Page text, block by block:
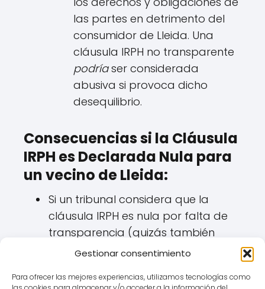
Gestionar consentimiento
Para ofrecer las mejores experiencias, utilizamos tecnologías como
las partes en detrimento del
consumidor de Lleida. Una
cláusula IRPH no transparente
podríaser considerada
abusiva si provoca dicho
desequilibrio.
Consecuencias si la Cláusula
IRPH es Declarada Nula para
un vecino de Lleida:
Si un tribunal considera que la
cláusula IRPH es nula por falta de
transparencia (quizás también
abusiva):